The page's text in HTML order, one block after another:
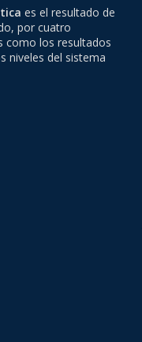
es el resultado de
por cuatro
como los resultados
niveles del sistema